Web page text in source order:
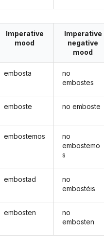
Imperative
mood
embosta
emboste
embostemos
embostad
embosten
Imperative
negative
mood
no
embostes
no emboste
no
embostemo
s
no
embostéis
no
embosten